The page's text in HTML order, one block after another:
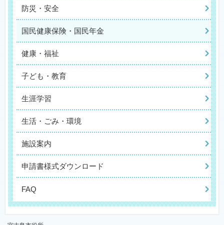
防災・安全
国民健康保険・国民年金
健康・福祉
子ども・教育
生涯学習
生活・ごみ・環境
施設案内
申請書様式ダウンロード
FAQ